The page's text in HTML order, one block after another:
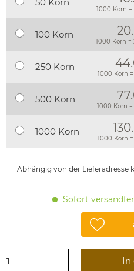
1000 Korn =
100 Korn
1000 Korn
250 Korn
1000 Korn
500 Korn
1000 Korn
1000 Korn
1000 Korn
Abhängig von der Lieferadresse
Sofort
In